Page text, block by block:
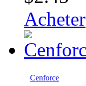
Acheter
Cenforce